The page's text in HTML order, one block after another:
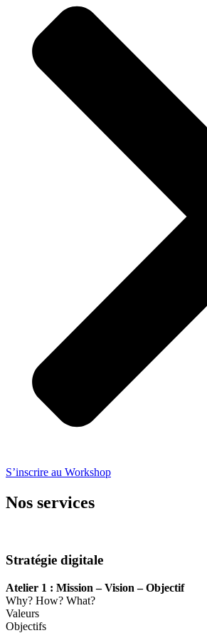
S’inscrire au Workshop
Nos services
Stratégie digitale
Atelier 1 : Mission – Vision – Objectif
Why? How? What?
Valeurs
Objectifs